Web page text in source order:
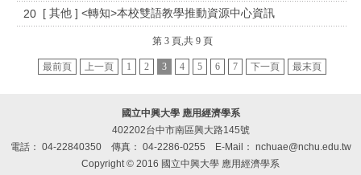
20 [ 其他 ] <轉知>本校雙語教學推動資源中心資訊
第 3 頁,共 9 頁
最前頁 上一頁 1 2 3 4 5 6 7 下一頁 最末頁
國立中興大學 應用經濟學系
402202台中市南區興大路145號
電話： 04-22840350
傳真： 04-2286-0255
E-Mail： nchuae@nchu.edu.tw
Copyright © 2016 國立中興大學 應用經濟學系